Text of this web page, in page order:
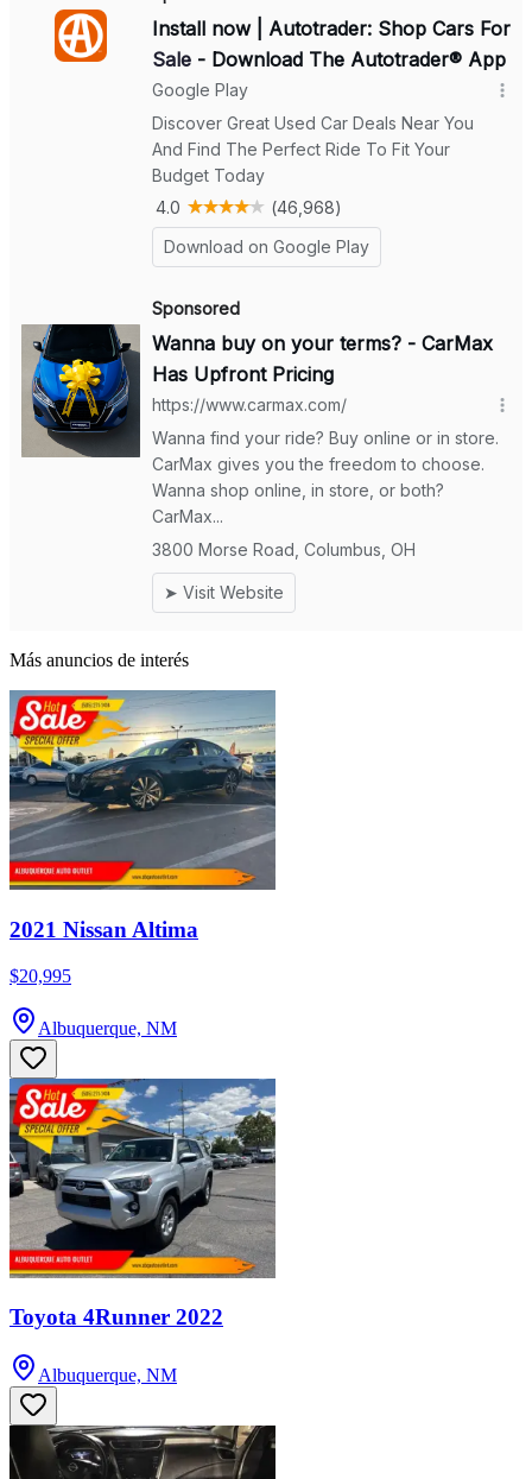
Más anuncios de interés
2021 Nissan Altima
$20,995
Albuquerque, NM
Toyota 4Runner 2022
Albuquerque, NM